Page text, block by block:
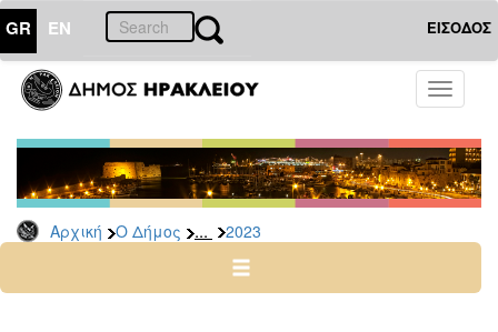
GR EN ΕΙΣΟΔΟΣ
Toggle
Αρχική Ο Δήμος ... 2023
ΔΗΜΟΣ
Δελτία
Τύπου
Αρχείο
2026
2024